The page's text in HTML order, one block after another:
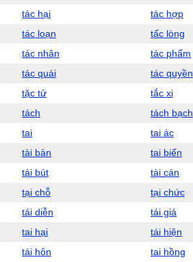
tác hại tác hợp
tác loạn tấc lòng
tác nhân tác phẩm
tác quái tác quyền
tặc tử tắc xi
tách tách bạch
tai tai ác
tài bàn tai biến
tái bút tài cán
tại chỗ tại chức
tái diễn tái giá
tai hại tái hiện
tái hôn tai hồng